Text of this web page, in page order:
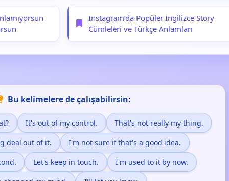
Instagram’da Popüler İngilizce Story
Cümleleri ve Türkçe Anlamları
Bu kelimelere de çalışabilirsin:
It's out of my control. That's not really my thing.
deal out of it. I'm not sure if that's a good idea.
Let's keep in touch. I'm used to it by now.